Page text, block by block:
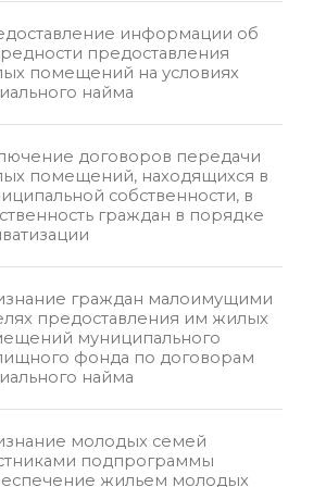
информации об
предоставления
помещений на условиях
найма
договоров передачи
помещений, находящихся в
собственности, в
граждан в порядке
граждан малоимущими
предоставления им жилых
муниципального
фонда по договорам
найма
молодых семей
подпрограммы
жильем молодых